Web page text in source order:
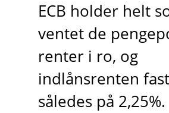
ECB holder helt
ventet de
renter i ro, og
indlånsrenten
således på 2,25%.